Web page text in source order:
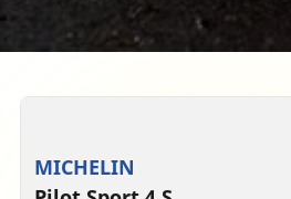
MICHELIN